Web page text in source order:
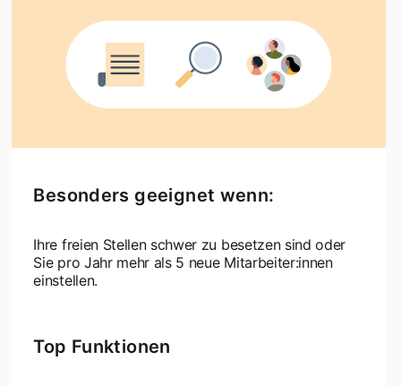
Besonders geeignet wenn:
Ihre freien Stellen schwer zu besetzen sind oder
Sie pro Jahr mehr als 5 neue Mitarbeiter:innen
einstellen.
Top Funktionen